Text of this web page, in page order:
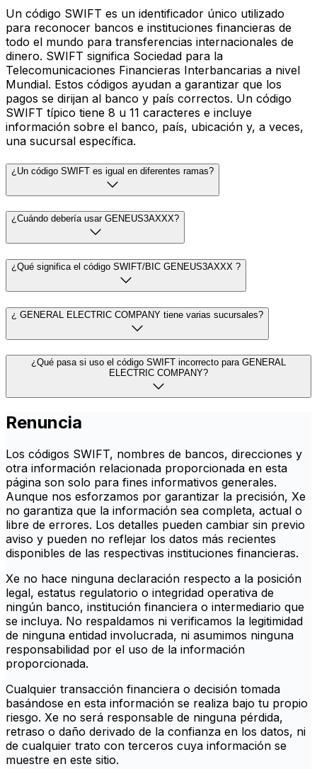
Un código SWIFT es un identificador único utilizado
para reconocer bancos e instituciones financieras de
todo el mundo para transferencias internacionales de
dinero. SWIFT significa Sociedad para la
Telecomunicaciones Financieras Interbancarias a nivel
Mundial. Estos códigos ayudan a garantizar que los
pagos se dirijan al banco y país correctos. Un código
SWIFT típico tiene 8 u 11 caracteres e incluye
información sobre el banco, país, ubicación y, a veces,
una sucursal específica.
¿Un código SWIFT es igual en diferentes ramas?
¿Cuándo debería usar GENEUS3AXXX?
¿Qué significa el código SWIFT/BIC GENEUS3AXXX ?
¿ GENERAL ELECTRIC COMPANY tiene varias sucursales?
¿Qué pasa si uso el código SWIFT incorrecto para GENERAL
ELECTRIC COMPANY?
Renuncia
Los códigos SWIFT, nombres de bancos, direcciones y
otra información relacionada proporcionada en esta
página son solo para fines informativos generales.
Aunque nos esforzamos por garantizar la precisión, Xe
no garantiza que la información sea completa, actual o
libre de errores. Los detalles pueden cambiar sin previo
aviso y pueden no reflejar los datos más recientes
disponibles de las respectivas instituciones financieras.
Xe no hace ninguna declaración respecto a la posición
legal, estatus regulatorio o integridad operativa de
ningún banco, institución financiera o intermediario que
se incluya. No respaldamos ni verificamos la legitimidad
de ninguna entidad involucrada, ni asumimos ninguna
responsabilidad por el uso de la información
proporcionada.
Cualquier transacción financiera o decisión tomada
basándose en esta información se realiza bajo tu propio
riesgo. Xe no será responsable de ninguna pérdida,
retraso o daño derivado de la confianza en los datos, ni
de cualquier trato con terceros cuya información se
muestre en este sitio.